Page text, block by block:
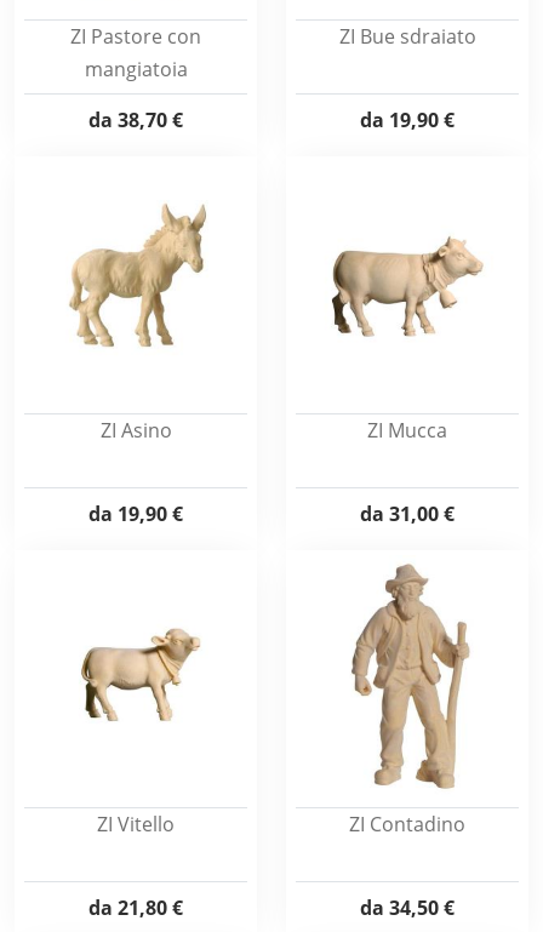
ZI Pastore con
mangiatoia
da 38,70 €
ZI Bue sdraiato
da 19,90 €
ZI Asino
da 19,90 €
ZI Mucca
da 31,00 €
ZI Vitello
da 21,80 €
ZI Contadino
da 34,50 €